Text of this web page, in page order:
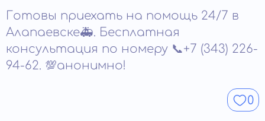
консультации и оценки состояния подростка.
Конкретные параметры обсуждаются с семьей перед
началом лечения. Получить точную информацию
можно при личном обращении в клинику.
Готовы приехать на помощь 24/7 в
Алапаевске🚑. Бесплатная
консультация по номеру 📞+7 (343) 226-
94-62. 💯анонимно!
0